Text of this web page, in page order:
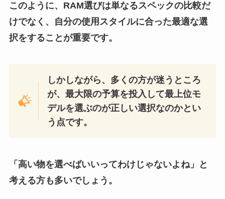
このように、RAM選びは単なるスペックの比較だ
けでなく、自分の使用スタイルに合った最適な選
択をすることが重要です。
しかしながら、多くの方が迷うところ
が、最大限の予算を投入して最上位モ
デルを選ぶのが正しい選択なのかとい
う点です。
「高い物を選べばいいってわけじゃないよね」と
考える方も多いでしょう。